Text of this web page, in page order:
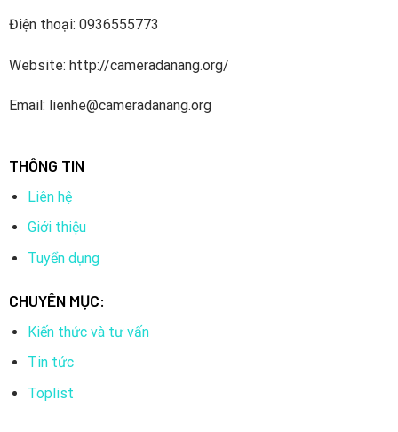
Điện thoại: 0936555773
Website: http://cameradanang.org/
Email: lienhe@cameradanang.org
THÔNG TIN
Liên hệ
Giới thiệu
Tuyển dụng
CHUYÊN MỤC:
Kiến thức và tư vấn
Tin tức
Toplist